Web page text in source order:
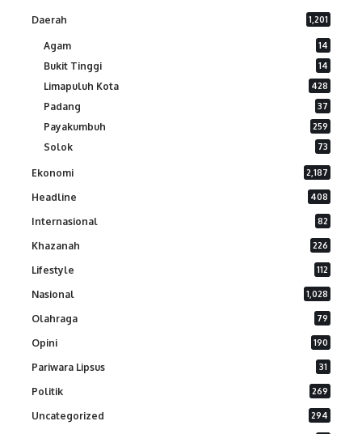
Daerah 1,201
Agam 14
Bukit Tinggi 14
Limapuluh Kota 428
Padang 37
Payakumbuh 259
Solok 73
Ekonomi 2,187
Headline 408
Internasional 82
Khazanah 226
Lifestyle 112
Nasional 1,028
Olahraga 79
Opini 190
Pariwara Lipsus 31
Politik 269
Uncategorized 294